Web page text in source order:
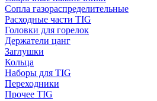
Сопла газораспределительные
Расходные части TIG
Головки для горелок
Держатели цанг
Заглушки
Кольца
Наборы для TIG
Переходники
Прочее TIG